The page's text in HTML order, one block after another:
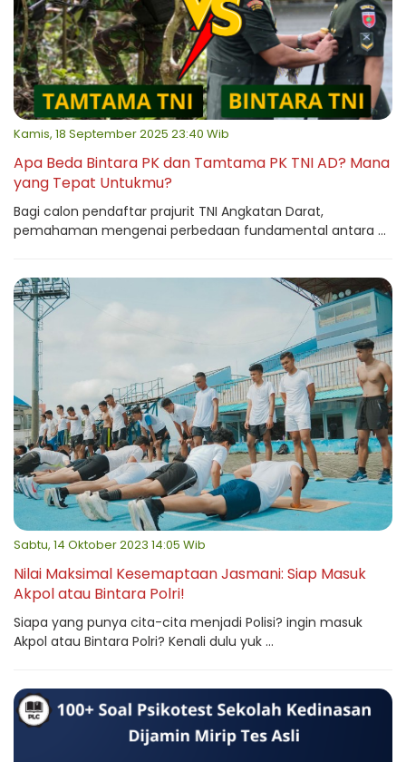
Kamis, 18 September 2025 23:40 Wib
Apa Beda Bintara PK dan Tamtama PK TNI AD? Mana
yang Tepat Untukmu?
Bagi calon pendaftar prajurit TNI Angkatan Darat,
pemahaman mengenai perbedaan fundamental antara ...
Sabtu, 14 Oktober 2023 14:05 Wib
Nilai Maksimal Kesemaptaan Jasmani: Siap Masuk
Akpol atau Bintara Polri!
Siapa yang punya cita-cita menjadi Polisi? ingin masuk
Akpol atau Bintara Polri? Kenali dulu yuk ...